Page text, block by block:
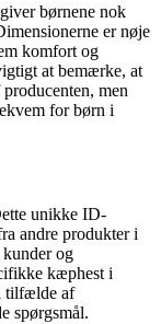
børnene nok
er nøje
komfort og
at bemærke, at
men
for børn i
unikke ID-
andre produkter i
og
kæphest i
tilfælde af
spørgsmål.